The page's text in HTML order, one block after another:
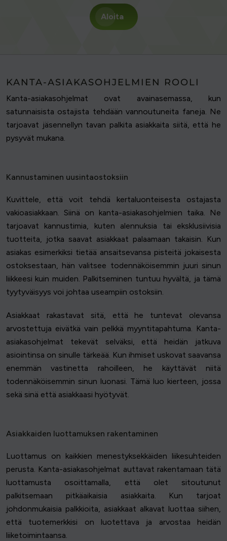
Aloita
KANTA-ASIAKASOHJELMIEN ROOLI
Kanta-asiakasohjelmat ovat avainasemassa, kun
satunnaisista ostajista tehdään vannoutuneita faneja. Ne
tarjoavat jäsennellyn tavan palkita asiakkaita siitä, että he
pysyvät mukana.
Kannustaminen uusintaostoksiin
Kuvittele, että voit tehdä kertaluonteisesta ostajasta
vakioasiakkaan. Siinä on kanta-asiakasohjelmien taika. Ne
tarjoavat kannustimia, kuten alennuksia tai eksklusiivisia
tuotteita, jotka saavat asiakkaat palaamaan takaisin. Kun
asiakas esimerkiksi tietää ansaitsevansa pisteitä jokaisesta
ostoksestaan, hän valitsee todennäköisemmin juuri sinun
liikkeesi kuin muiden. Palkitseminen tuntuu hyvältä, ja tämä
tyytyväisyys voi johtaa useampiin ostoksiin.
Asiakkaat rakastavat sitä, että he tuntevat olevansa
arvostettuja eivätkä vain pelkkä myyntitapahtuma. Kanta-
asiakasohjelmat tekevät selväksi, että heidän jatkuva
asiointinsa on sinulle tärkeää. Kun ihmiset uskovat saavansa
enemmän vastinetta rahoilleen, he käyttävät niitä
todennäköisemmin sinun luonasi. Tämä luo kierteen, jossa
sekä sinä että asiakkaasi hyötyvät.
Asiakkaiden luottamuksen rakentaminen
Luottamus on kaikkien menestyksekkäiden liikesuhteiden
perusta. Kanta-asiakasohjelmat auttavat rakentamaan tätä
luottamusta osoittamalla, että olet sitoutunut
palkitsemaan pitkäaikaisia asiakkaita. Kun tarjoat
johdonmukaisia palkkioita, asiakkaat alkavat luottaa siihen,
että tuotemerkkisi on luotettava ja arvostaa heidän
liiketoimintaansa.